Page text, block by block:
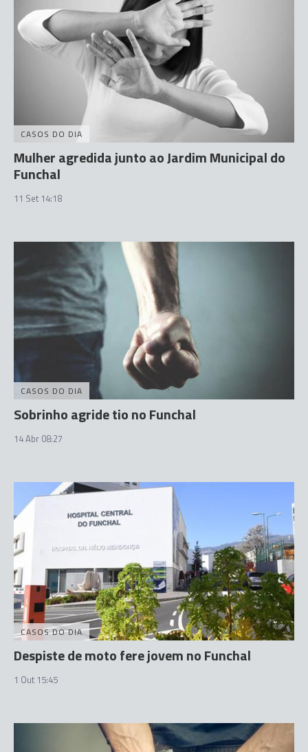
CASOS DO DIA
Mulher agredida junto ao Jardim Municipal do
Funchal
11 Set 14:18
CASOS DO DIA
Sobrinho agride tio no Funchal
14 Abr 08:27
CASOS DO DIA
Despiste de moto fere jovem no Funchal
1 Out 15:45